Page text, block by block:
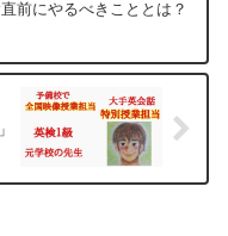
前にやるべきこととは？